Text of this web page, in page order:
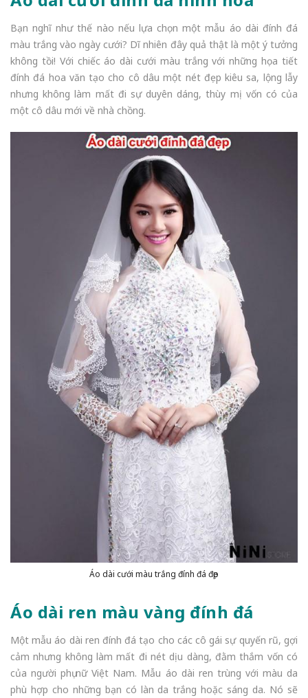
Bạn nghĩ như thế nào nếu lựa chọn một mẫu áo dài đính đá
màu trắng vào ngày cưới? Dĩ nhiên đây quả thật là một ý tưởng
không tồi! Với chiếc áo dài cưới màu trắng với những họa tiết
đính đá hoa văn tạo cho cô dâu một nét đẹp kiêu sa, lộng lẫy
nhưng không làm mất đi sự duyên dáng, thùy mị vốn có của
một cô dâu mới về nhà chồng.
Áo dài cưới màu trắng đính đá đẹp
Áo dài ren màu vàng đính đá
Một mẫu áo dài ren đính đá tạo cho các cô gái sự quyến rũ, gợi
cảm nhưng không làm mất đi nét dịu dàng, đằm thắm vốn có
của người phụ nữ Việt Nam. Mẫu áo dài ren trùng với màu da
phù hợp cho những bạn có làn da trắng hoặc sáng da. Nó sẽ